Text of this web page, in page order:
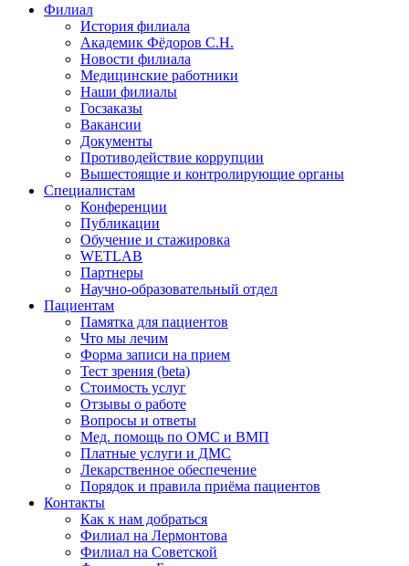
Филиал
История филиала
Академик Фёдоров С.Н.
Новости филиала
Медицинские работники
Наши филиалы
Госзаказы
Вакансии
Документы
Противодействие коррупции
Вышестоящие и контролирующие органы
Специалистам
Конференции
Публикации
Обучение и стажировка
WETLAB
Партнеры
Научно-образовательный отдел
Пациентам
Памятка для пациентов
Что мы лечим
Форма записи на прием
Тест зрения (beta)
Стоимость услуг
Отзывы о работе
Вопросы и ответы
Мед. помощь по ОМС и ВМП
Платные услуги и ДМС
Лекарственное обеспечение
Порядок и правила приёма пациентов
Контакты
Как к нам добраться
Филиал на Лермонтова
Филиал на Советской